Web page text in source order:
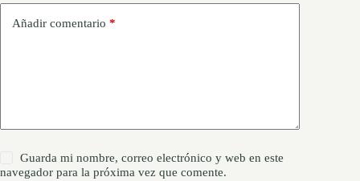
Añadir comentario *
Guarda mi nombre, correo electrónico y web en este
navegador para la próxima vez que comente.